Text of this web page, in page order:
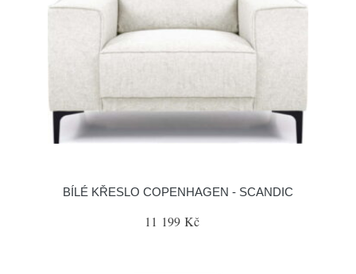
BÍLÉ KŘESLO COPENHAGEN - SCANDIC
11 199 Kč